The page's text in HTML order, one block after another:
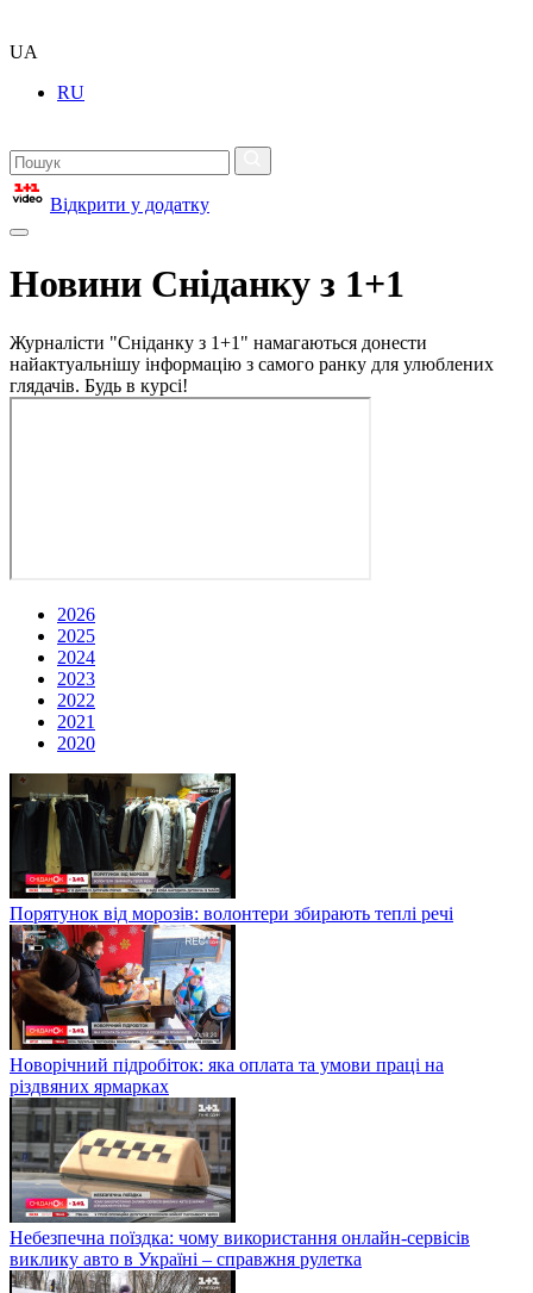
UA
RU
Відкрити у додатку
Новини Сніданку з 1+1
Журналісти "Сніданку з 1+1" намагаються донести
найактуальнішу інформацію з самого ранку для улюблених
глядачів. Будь в курсі!
2026
2025
2024
2023
2022
2021
2020
Порятунок від морозів: волонтери збирають теплі речі
Новорічний підробіток: яка оплата та умови праці на
різдвяних ярмарках
Небезпечна поїздка: чому використання онлайн-сервісів
виклику авто в Україні – справжня рулетка